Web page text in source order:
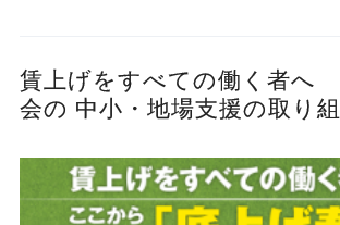
賃上げをすべての働く者へ
会の 中小・地場支援の取り